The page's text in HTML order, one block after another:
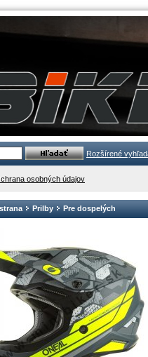
Rozšírené
osobných údajov
Prilby Pre dospelých